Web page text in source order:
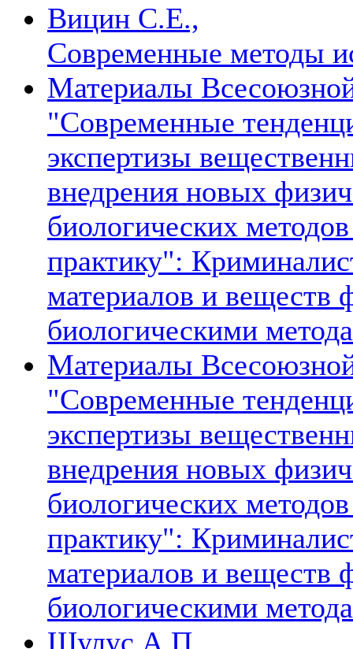
Вицин С.Е.,
Современные методы
Материалы
"Современные
экспертизы
внедрения новых
биологических
практику":
материалов и веществ
биологическими
Материалы
"Современные
экспертизы
внедрения новых
биологических
практику":
материалов и веществ
биологическими
Шулус А.П.,